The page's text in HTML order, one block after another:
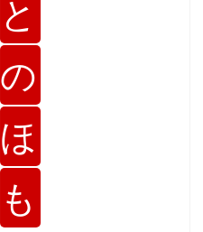
と
の
ほ
も